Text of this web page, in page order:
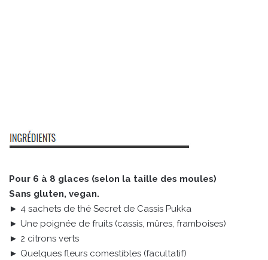
Pour 6 à 8 glaces (selon la taille des moules)
Sans gluten, vegan.
► 4 sachets de thé Secret de Cassis Pukka
► Une poignée de fruits (cassis, mûres, framboises)
► 2 citrons verts
► Quelques fleurs comestibles (facultatif)